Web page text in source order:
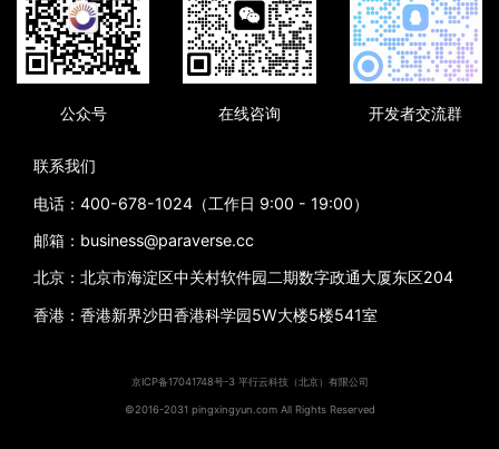
公众号 在线咨询 开发者交流群
联系我们
电话：400-678-1024（工作日 9:00 - 19:00）
邮箱：business@paraverse.cc
北京：北京市海淀区中关村软件园二期数字政通大厦东区204
香港：香港新界沙田香港科学园5W大楼5楼541室
京ICP备17041748号-3 平行云科技（北京）有限公司
©2016-2031 pingxingyun.com All Rights Reserved